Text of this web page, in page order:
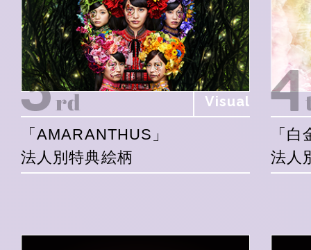
Visual
「AMARANTHUS」
法人別特典絵柄
「
法人